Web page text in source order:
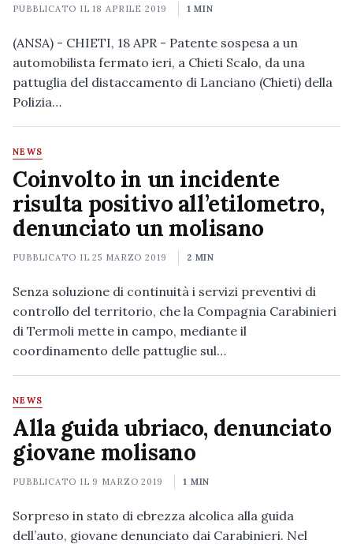
PUBBLICATO IL18 APRILE 2019 1 MIN
(ANSA) - CHIETI, 18 APR - Patente sospesa a un
automobilista fermato ieri, a Chieti Scalo, da una
pattuglia del distaccamento di Lanciano (Chieti) della
Polizia…
NEWS
Coinvolto in un incidente
risulta positivo all’etilometro,
denunciato un molisano
PUBBLICATO IL25 MARZO 2019 2 MIN
Senza soluzione di continuità i servizi preventivi di
controllo del territorio, che la Compagnia Carabinieri
di Termoli mette in campo, mediante il
coordinamento delle pattuglie sul…
NEWS
Alla guida ubriaco, denunciato
giovane molisano
PUBBLICATO IL 9 MARZO 2019 1 MIN
Sorpreso in stato di ebrezza alcolica alla guida
dell’auto, giovane denunciato dai Carabinieri. Nel